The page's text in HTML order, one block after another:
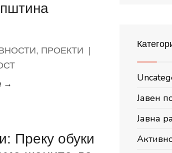
, ПРОЕКТИ
→
проектот
Преку обуки
Јавен
Јавна